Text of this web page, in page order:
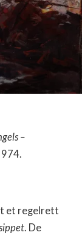
–
et regelrett
. De